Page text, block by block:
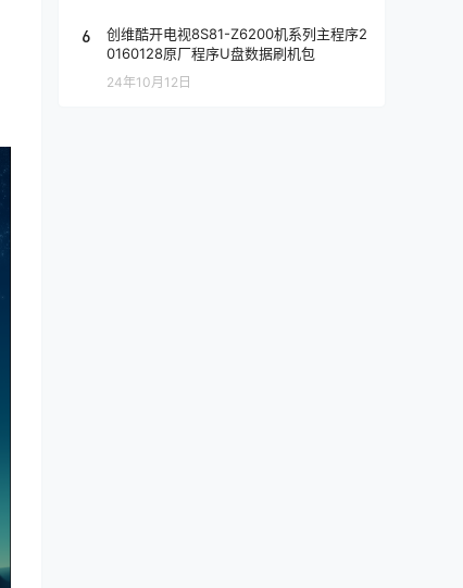
6
创维酷开电视8S81-Z6200机系列主程序2
0160128原厂程序U盘数据刷机包
24年10月12日